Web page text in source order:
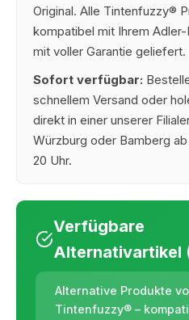
Original. Alle Tintenfuzzy®
kompatibel mit Ihrem Adler-
mit voller Garantie geliefert.
Sofort verfügbar:
schnellem Versand oder
direkt in einer unserer
Würzburg oder Bamberg
20 Uhr.
Verfügbare
Alternativartikel
Alternative Produkte
Tintenfuzzy® –